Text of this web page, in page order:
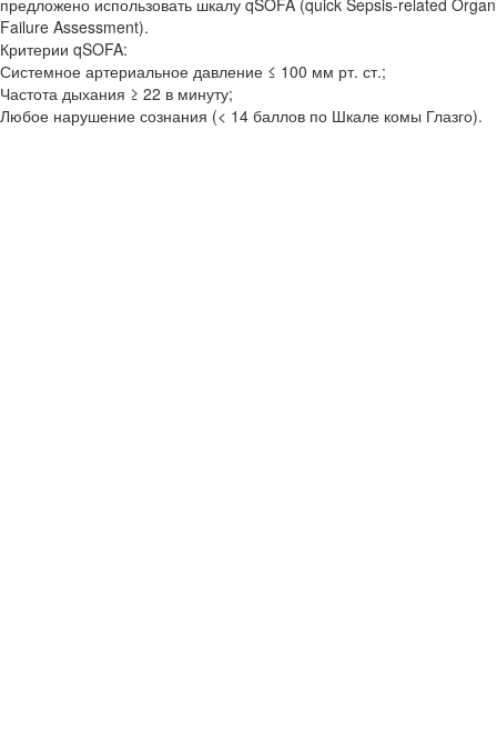
Failure Assessment).
Критерии qSOFA:
Системное артериальное давление ≤ 100 мм рт. ст.;
Частота дыхания ≥ 22 в минуту;
Любое нарушение сознания (< 14 баллов по Шкале комы Глазго).